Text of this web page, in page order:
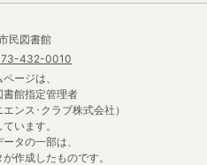
民図書館
432-0010
ージは、
書館指定管理者
ンス･クラブ株式会社）
います。
タの一部は、
作成したものです。